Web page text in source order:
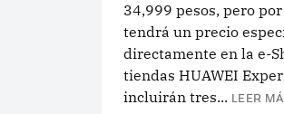
34,999 pesos, pero
tendrá un precio
directamente en la e-
tiendas HUAWEI
incluirán tres... LEER